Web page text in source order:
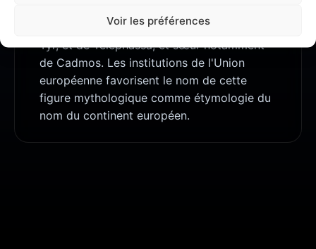
Voir les préférences
princesse phénicienne, fille d'Agénor, roi de
Tyr, et de Téléphassa, et sœur notamment
de Cadmos. Les institutions de l'Union
européenne favorisent le nom de cette
figure mythologique comme étymologie du
nom du continent européen.